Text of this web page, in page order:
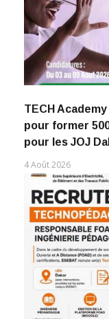
TECH
pour former
pour les JOJ
4 Août 2026